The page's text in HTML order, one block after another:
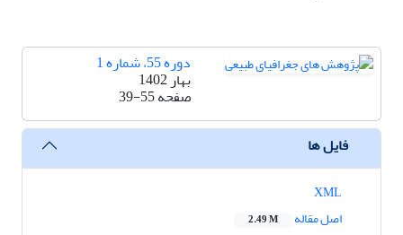
دوره 55، شماره 1
بهار 1402
صفحه39-55
فایل ها
اصل مقاله
2.49 M